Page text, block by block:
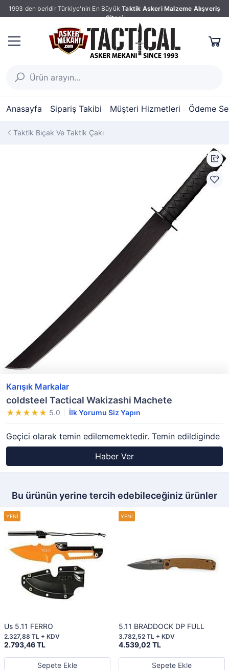
1993 den beridir Türkiye'nin En Büyük Taktik Askeri Malzeme Alışveriş
Sitesi
Anasayfa Sipariş Takibi Müşteri Hizmetleri Ödeme
Taktik Bıçak Ve Taktik Çakı
Karışık Markalar
coldsteel Tactical Wakizashi Machete
5.0 İlk Yorumu Siz Yapın
Geçici olarak temin edilememektedir. Temin edildiginde
Haber Ver
Bu ürünün yerine tercih edebileceğiniz ürünler
Us 5.11 FERRO
2.793,46 TL
2.327,88 TL + KDV
Sepete Ekle
5.11 BRADDOCK DP FULL
4.539,02 TL
3.782,52 TL + KDV
Sepete Ekle